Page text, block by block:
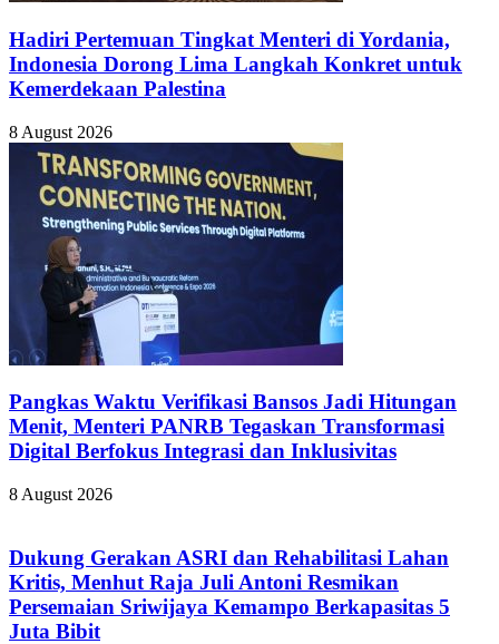
Hadiri Pertemuan Tingkat Menteri di Yordania,
Indonesia Dorong Lima Langkah Konkret untuk
Kemerdekaan Palestina
8 August 2026
Pangkas Waktu Verifikasi Bansos Jadi Hitungan
Menit, Menteri PANRB Tegaskan Transformasi
Digital Berfokus Integrasi dan Inklusivitas
8 August 2026
Dukung Gerakan ASRI dan Rehabilitasi Lahan
Kritis, Menhut Raja Juli Antoni Resmikan
Persemaian Sriwijaya Kemampo Berkapasitas 5
Juta Bibit